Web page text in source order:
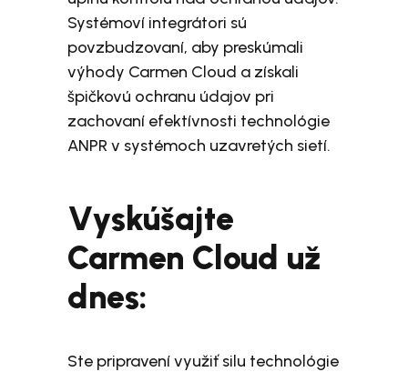
Systémoví integrátori sú
povzbudzovaní, aby preskúmali
výhody Carmen Cloud a získali
špičkovú ochranu údajov pri
zachovaní efektívnosti technológie
ANPR v systémoch uzavretých sietí.
Vyskúšajte
Carmen Cloud už
dnes:
Ste pripravení využiť silu technológie